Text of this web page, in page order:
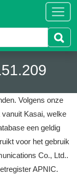
Volgens onze
Kasai, welke
een geldig
voor het gebruik
Co., Ltd..
APNIC.